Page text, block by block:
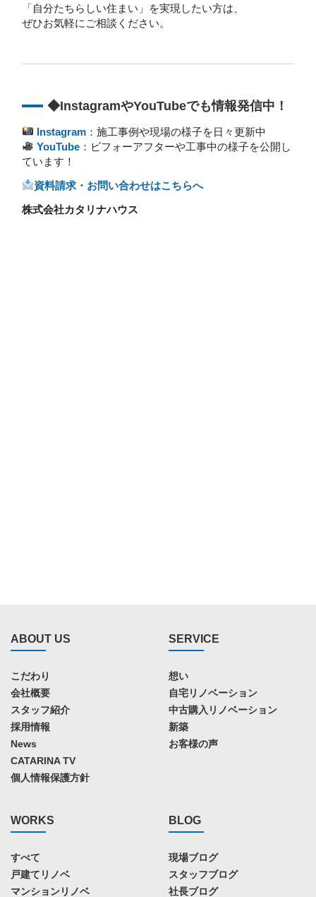
「自分たちらしい住まい」を実現したい方は、
ぜひお気軽にご相談ください。
◆InstagramやYouTubeでも情報発信中！
Instagram ：施工事例や現場の様子を日々更新中
YouTube ：ビフォーアフターや工事中の様子を公開し
ています！
資料請求・お問い合わせはこちらへ
株式会社カタリナハウス
ABOUT US
こだわり
会社概要
スタッフ紹介
採用情報
News
CATARINA TV
個人情報保護方針
SERVICE
想い
自宅リノベーション
中古購入リノベーション
新築
お客様の声
WORKS
すべて
戸建てリノベ
マンションリノベ
BLOG
現場ブログ
スタッフブログ
社長ブログ